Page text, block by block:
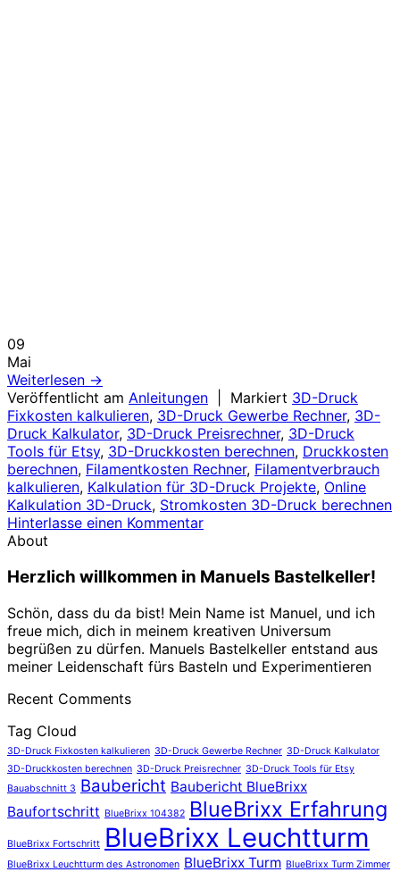
09
Mai
Weiterlesen →
Veröffentlicht am Anleitungen Markiert 3D-Druck
Fixkosten kalkulieren, 3D-Druck Gewerbe Rechner, 3D-
Druck Kalkulator, 3D-Druck Preisrechner, 3D-Druck
Tools für Etsy, 3D-Druckkosten berechnen, Druckkosten
berechnen, Filamentkosten Rechner, Filamentverbrauch
kalkulieren, Kalkulation für 3D-Druck Projekte, Online
Kalkulation 3D-Druck, Stromkosten 3D-Druck berechnen
Hinterlasse einen Kommentar
About
Herzlich willkommen in Manuels Bastelkeller!
Schön, dass du da bist! Mein Name ist Manuel, und ich
freue mich, dich in meinem kreativen Universum
begrüßen zu dürfen. Manuels Bastelkeller entstand aus
meiner Leidenschaft fürs Basteln und Experimentieren
Recent Comments
Tag Cloud
3D-Druck Fixkosten kalkulieren 3D-Druck Gewerbe Rechner 3D-Druck Kalkulator
3D-Druckkosten berechnen 3D-Druck Preisrechner 3D-Druck Tools für Etsy
Bauabschnitt 3 Baubericht Baubericht BlueBrixx
Baufortschritt BlueBrixx 104382 BlueBrixx Erfahrung
BlueBrixx Fortschritt BlueBrixx Leuchtturm
BlueBrixx Leuchtturm des Astronomen BlueBrixx Turm BlueBrixx Turm Zimmer